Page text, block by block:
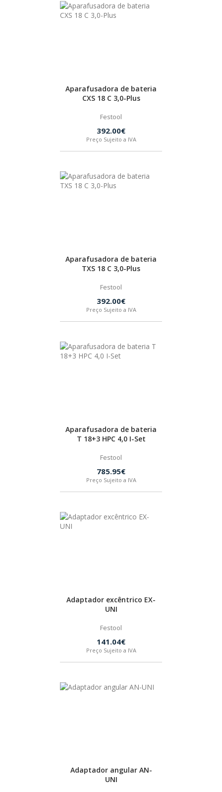
Aparafusadora de bateria
CXS 18 C 3,0-Plus
Festool
392.00€
Preço Sujeito a IVA
Aparafusadora de bateria
TXS 18 C 3,0-Plus
Festool
392.00€
Preço Sujeito a IVA
Aparafusadora de bateria
T 18+3 HPC 4,0 I-Set
Festool
785.95€
Preço Sujeito a IVA
Adaptador excêntrico EX-
UNI
Festool
141.04€
Preço Sujeito a IVA
Adaptador angular AN-
UNI